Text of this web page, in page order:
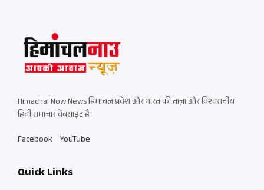
Himachal Now News हिमाचल प्रदेश और भारत की ताज़ा और विश्वसनीय
हिंदी समाचार वेबसाइट है।
Facebook YouTube
Quick Links